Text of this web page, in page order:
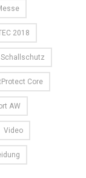
2018
Schallschutz
Core
AW
Video